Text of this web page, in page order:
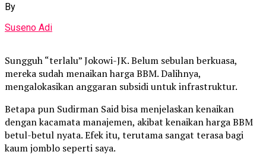
By
Suseno Adi
Sungguh “terlalu” Jokowi-JK. Belum sebulan berkuasa,
mereka sudah menaikan harga BBM. Dalihnya,
mengalokasikan anggaran subsidi untuk infrastruktur.
Betapa pun Sudirman Said bisa menjelaskan kenaikan
dengan kacamata manajemen, akibat kenaikan harga BBM
betul-betul nyata. Efek itu, terutama sangat terasa bagi
kaum jomblo seperti saya.